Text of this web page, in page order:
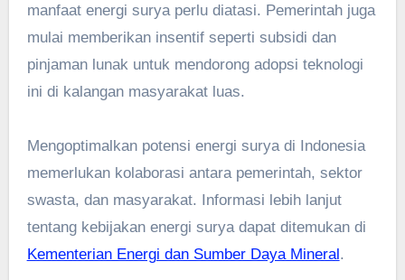
manfaat energi surya perlu diatasi. Pemerintah juga
mulai memberikan insentif seperti subsidi dan
pinjaman lunak untuk mendorong adopsi teknologi
ini di kalangan masyarakat luas.
Mengoptimalkan potensi energi surya di Indonesia
memerlukan kolaborasi antara pemerintah, sektor
swasta, dan masyarakat. Informasi lebih lanjut
tentang kebijakan energi surya dapat ditemukan di
Kementerian Energi dan Sumber Daya Mineral.